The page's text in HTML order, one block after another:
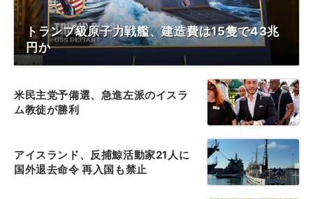
トランプ級原子力戦艦、建造費は15隻で43兆
円か
米民主党予備選、急進左派のイスラ
ム教徒が勝利
アイスランド、反捕鯨活動家21人に
国外退去命令 再入国も禁止